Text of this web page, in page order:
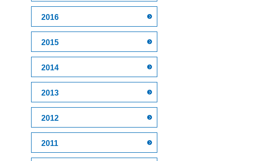
2016
2015
2014
2013
2012
2011